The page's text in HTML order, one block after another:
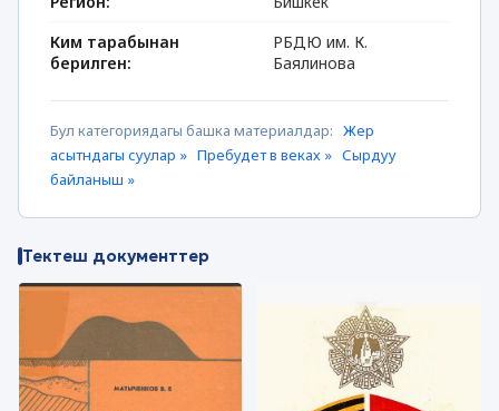
Ким тарабынан
берилген:
РБДЮ им. К.
Баялинова
Бул категориядагы башка материалдар: Жер
асытндагы суулар » Пребудет в веках » Сырдуу
байланыш »
Тектеш документтер